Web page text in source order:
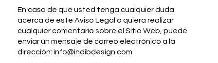
En caso de que usted tenga cualquier duda
acerca de este Aviso Legal o quiera realizar
cualquier comentario sobre el Sitio Web, puede
enviar un mensaje de correo electrónico a la
dirección: info@indibdesign.com